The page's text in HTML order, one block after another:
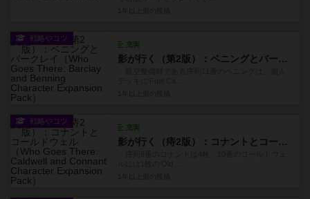
戦略やコツ
充実
影が行く（第2版）：ベニングとバークレイ
戦略やコツ
充実
影が行く（痔2版）：コナントとコールドウェル